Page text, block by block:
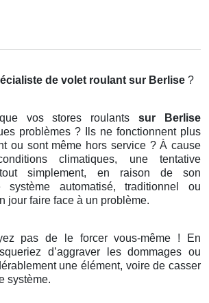
de volet roulant sur Berlise ?
vos stores roulantssur Berlise
problèmes ? Ils ne fonctionnent plus
ou sont même hors service ? À cause
climatiques, une tentative
simplement, en raison de son
système automatisé, traditionnel ou
jour faire face à un problème.
pas de le forcer vous-même ! En
d’aggraver les dommages ou
une élément, voire de casser
système.